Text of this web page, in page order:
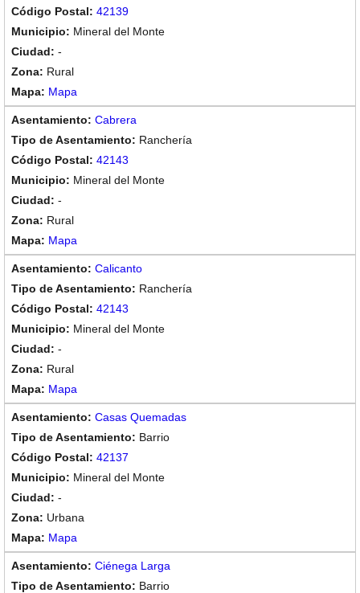
42139
Mineral del Monte
-
Rural
Mapa
Cabrera
Ranchería
42143
Mineral del Monte
-
Rural
Mapa
Calicanto
Ranchería
42143
Mineral del Monte
-
Rural
Mapa
Casas Quemadas
Barrio
42137
Mineral del Monte
-
Urbana
Mapa
Ciénega Larga
Barrio